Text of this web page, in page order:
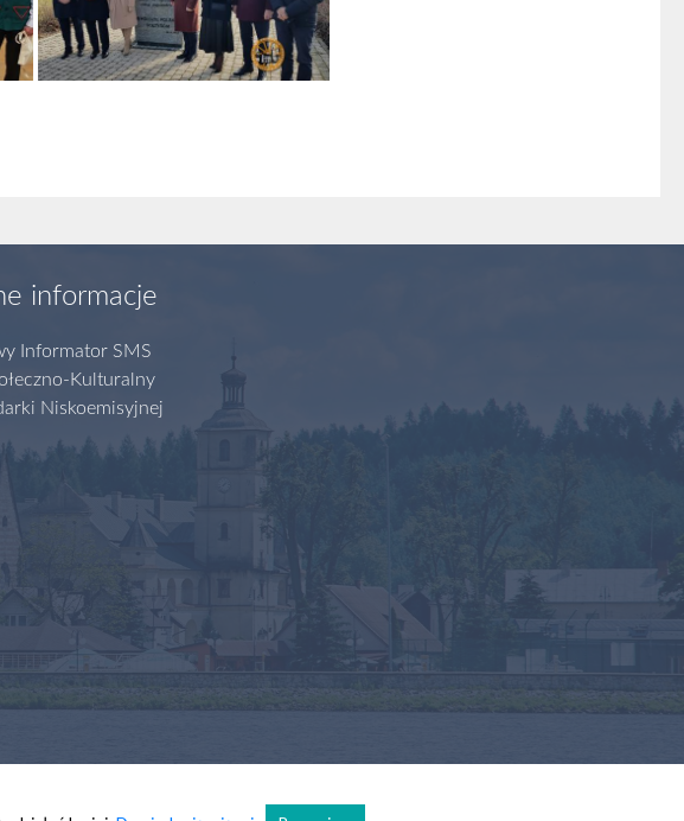
informacje
Informator SMS
Kulturalny
Niskoemisyjnej